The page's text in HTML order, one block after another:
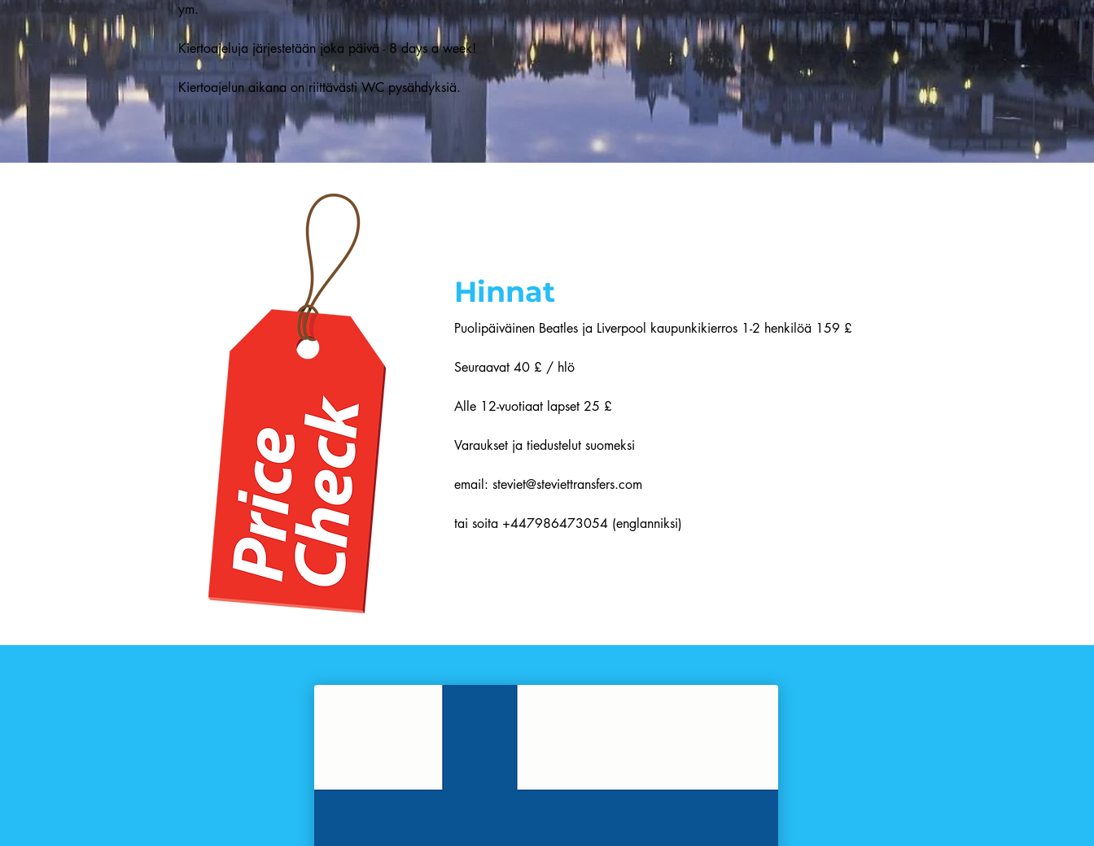
ym.
Kiertoajeluja järjestetään joka päivä - 8 days a week!
Kiertoajelun aikana on riittävästi WC pysähdyksiä.
Hinnat
Puolipäiväinen Beatles ja Liverpool kaupunkikierros 1-2 henkilöä 159 £
Seuraavat 40 £ / hlö
Alle 12-vuotiaat lapset 25 £
Varaukset ja tiedustelut suomeksi
email: steviet@steviettransfers.com
tai soita +447986473054 (englanniksi)